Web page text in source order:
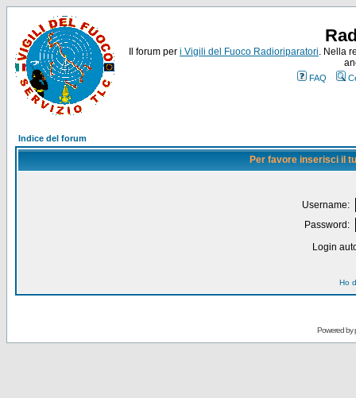
Il forum per i Vigili del Fuoco Radioriparatori. Nella
FAQ
Indice del forum
Per favore inserisci il
Username:
Password:
Login
Ho
Powered by